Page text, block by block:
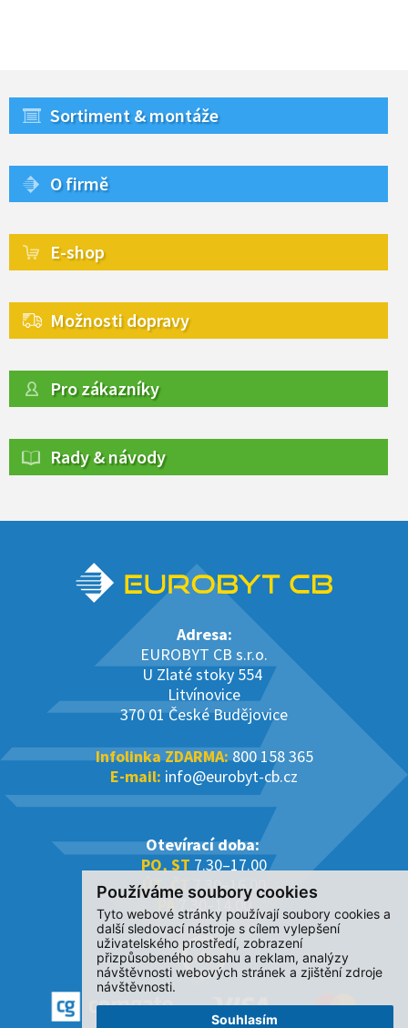
Používáme soubory cookies
Tyto webové stránky používají soubory cookies a
další sledovací nástroje s cílem vylepšení
uživatelského prostředí, zobrazení
přizpůsobeného obsahu a reklam, analýzy
návštěvnosti webových stránek a zjištění zdroje
návštěvnosti.
Souhlasím
Sortiment & montáže
O firmě
E-shop
Možnosti dopravy
Pro zákazníky
Rady & návody
Adresa:
EUROBYT CB s.r.o.
U Zlaté stoky 554
Litvínovice
370 01 České Budějovice
Infolinka ZDARMA:800 158 365
E-mail: info@eurobyt-cb.cz
Otevírací doba:
PO, ST 7.30–17.00
ÚT, ČT7.30–16.00
PÁ7.30–14.00